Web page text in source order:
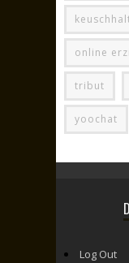
online
tribut
yoochat
Log Out